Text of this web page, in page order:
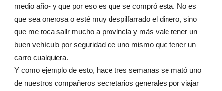
medio año- y que por eso es que se compró esta. No es
que sea onerosa o esté muy despilfarrado el dinero, sino
que me toca salir mucho a provincia y más vale tener un
buen vehículo por seguridad de uno mismo que tener un
carro cualquiera.
Y como ejemplo de esto, hace tres semanas se mató uno
de nuestros compañeros secretarios generales por viajar